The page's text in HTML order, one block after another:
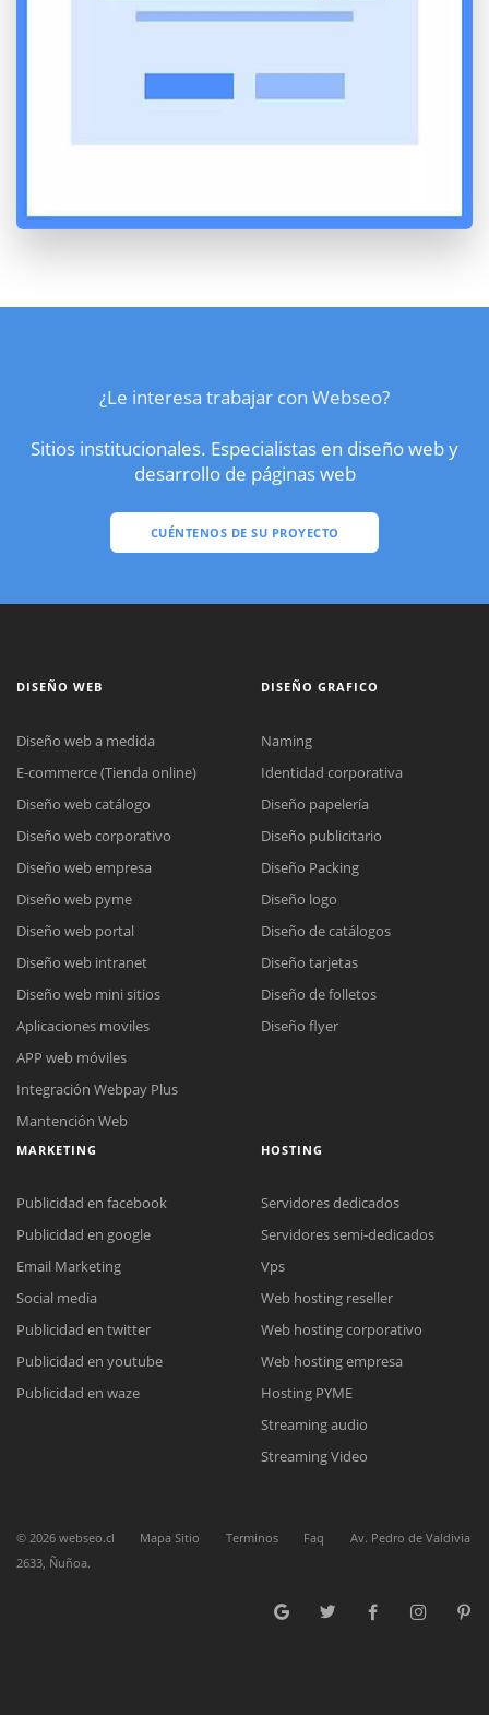
¿Le interesa trabajar con Webseo?
Sitios institucionales. Especialistas en diseño web y
desarrollo de páginas web
CUÉNTENOS DE SU PROYECTO
Reunión online
Nuestros ejecutivos le enviarán un correo electrónico con el enlace a
Meet para la reunión online.
Cotización
Complete el formulario y nos contactaremos a la brevedad.
Chat Online
para enviarnos un correo electrónico con sus datos personales.
DISEÑO WEB
Diseño web a medida
E-commerce (Tienda online)
Diseño web catálogo
Diseño web corporativo
Diseño web empresa
Diseño web pyme
Diseño web portal
Diseño web intranet
Diseño web mini sitios
Aplicaciones moviles
APP web móviles
Integración Webpay Plus
Mantención Web
DISEÑO GRAFICO
Naming
Identidad corporativa
Diseño papelería
Diseño publicitario
Diseño Packing
Diseño logo
Diseño de catálogos
Diseño tarjetas
Diseño de folletos
Diseño flyer
MARKETING
Publicidad en facebook
Publicidad en google
Email Marketing
Social media
Publicidad en twitter
Publicidad en youtube
Publicidad en waze
HOSTING
Servidores dedicados
Servidores semi-dedicados
Vps
Web hosting reseller
Web hosting corporativo
Web hosting empresa
Hosting PYME
Streaming audio
Streaming Video
© 2026 webseo.cl Mapa Sitio Terminos Faq
Av. Pedro de Valdivia
2633, Ñuñoa.